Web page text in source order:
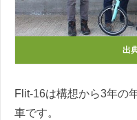
出
Flit-16は構想から3年の
車です。